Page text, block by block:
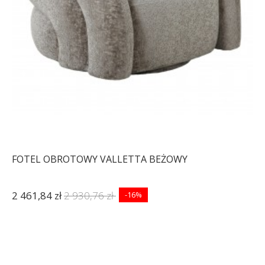
FOTEL OBROTOWY VALLETTA BEŻOWY
2 461,84 zł2 930,76 zł -16%